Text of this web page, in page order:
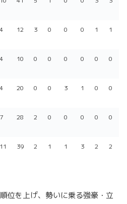
打
球
4 12 3 0 0 0 1 1
4 10 0 0 0 0 0 0
4 20 0 0 3 1 0 0
7 28 2 0 0 0 0 0
11 39 2 1 1 3 2 2
位を上げ、勢いに乗る強豪・立